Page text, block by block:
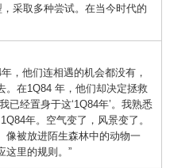
采取多种尝试。在当今时代的
他们连相遇的机会都没有，
。在1Q84 年，他们却决定拯救
经置身于这‘1Q84年’。我熟悉
年。空气变了，风景变了。
像被放进陌生森林中的动物一
这里的规则。”